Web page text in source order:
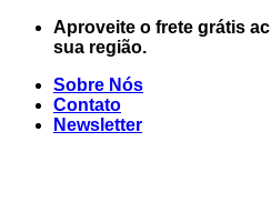
Skip
Aproveite o frete grátis
sua região.
Sobre Nós
Contato
Newsletter